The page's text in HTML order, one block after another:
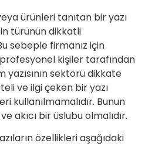
ürünleri tanıtan bir yazı
türünün dikkatli
sebeple firmanız için
kişiler tarafından
yazısının sektörü dikkate
ve ilgi çeken bir yazı
kullanılmamalıdır. Bunun
akıcı bir üslubu olmalıdır.
özellikleri aşağıdaki